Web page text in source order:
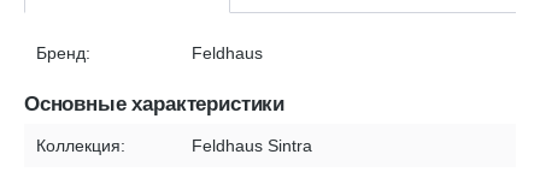
Бренд: Feldhaus
Основные характеристики
Коллекция: Feldhaus Sintra